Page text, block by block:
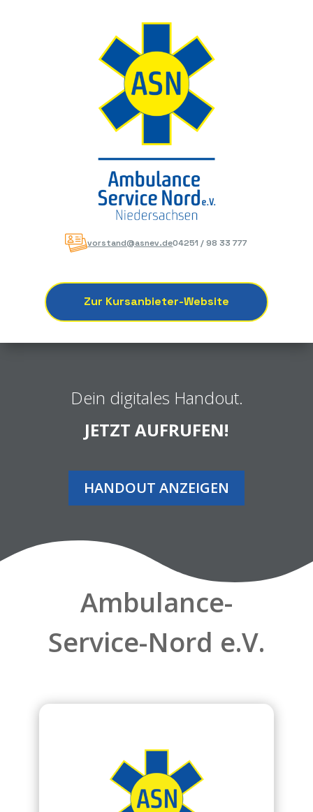
vorstand@asnev.de04251 / 98 33 777
Zur Kursanbieter-Website
Dein digitales Handout.
JETZT AUFRUFEN!
HANDOUT ANZEIGEN
Ambulance-
Service-Nord e.V.